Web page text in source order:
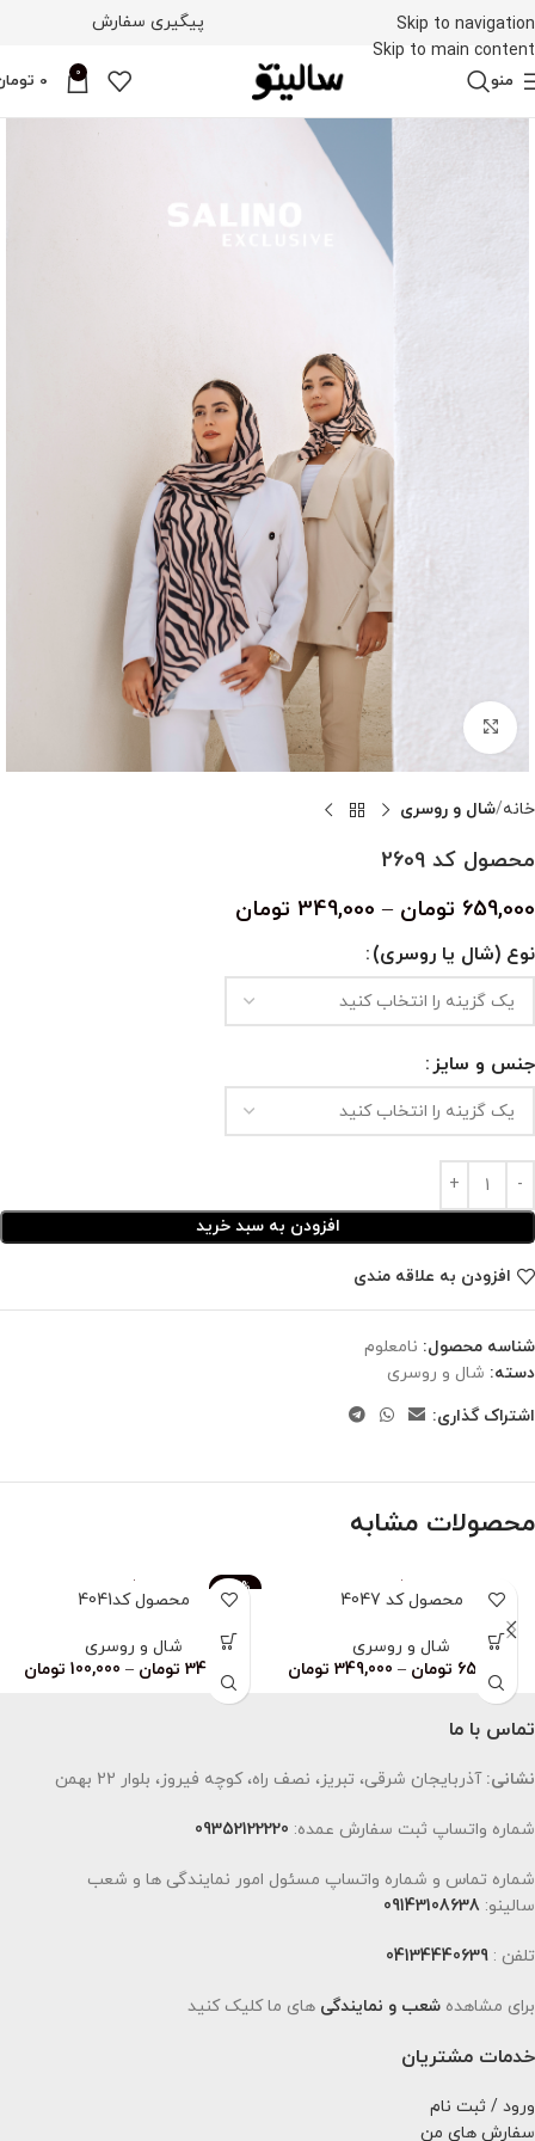
Skip to navigation
Skip to main content
پیگیری سفارش
منو 0
0
بزرگنمایی تصویر
خانه شال و روسری
محصول کد 2609
659,000 تومان –
349,000 تومان
نوع (شال یا روسری)
جنس و سایز
افزودن به سبد خرید
افزودن به علاقه مندی
شناسه محصول: نامعلوم
دسته: شال و روسری
اشتراک گذاری:
محصولات مشابه
محصول کد 4047
شال و روسری
659,000 تومان –
349,000 تومان
-83%
محصول کد4041
شال و روسری
349,000 تومان –
100,000 تومان
تماس با ما
نشانی: آذربایجان شرقی، تبریز، نصف راه، کوچه فیروز، بلوار 22 بهمن
شماره واتساپ ثبت سفارش عمده: 09352122220
شماره تماس و شماره واتساپ مسئول امور نمایندگی ها و شعب
سالینو: 09143108638
تلفن : 04134440639
برای مشاهده شعب و نمایندگی های ما کلیک کنید
خدمات مشتریان
ورود / ثبت نام
سفارش های من